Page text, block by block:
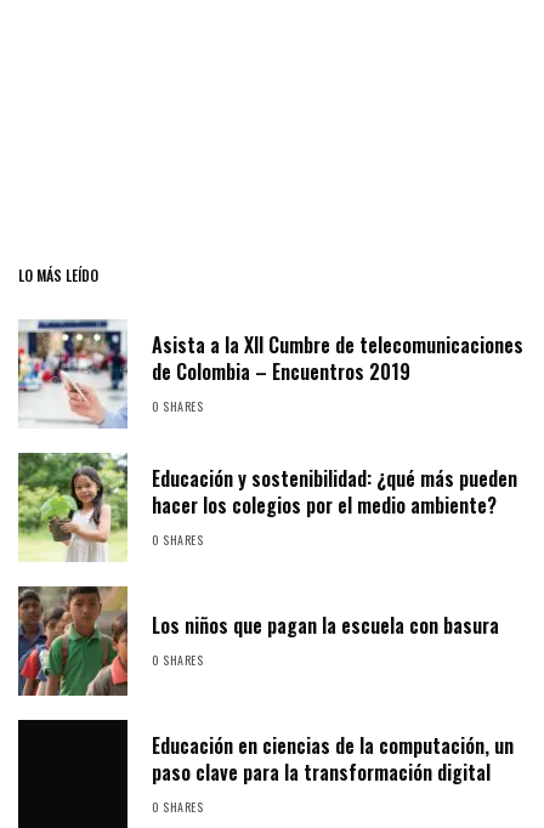
LO MÁS LEÍDO
Asista a la XII Cumbre de telecomunicaciones
de Colombia – Encuentros 2019
0 SHARES
Educación y sostenibilidad: ¿qué más pueden
hacer los colegios por el medio ambiente?
0 SHARES
Los niños que pagan la escuela con basura
0 SHARES
Educación en ciencias de la computación, un
paso clave para la transformación digital
0 SHARES